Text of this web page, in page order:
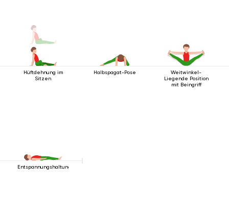
Hüftdehnung im
Sitzen
Halbspagat-Pose
Weitwinkel-
Liegende Position
mit Beingriff
Entspannungshaltung